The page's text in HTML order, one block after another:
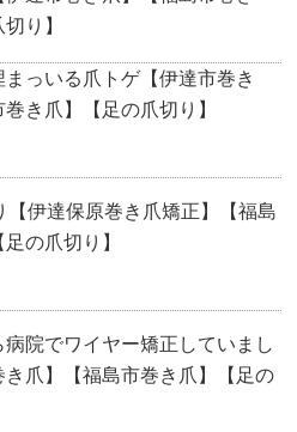
り】
まっいる爪トゲ【伊達市巻き
き爪】【足の爪切り】
【伊達保原巻き爪矯正】【福島
の爪切り】
院でワイヤー矯正していまし
き爪】【福島市巻き爪】【足の